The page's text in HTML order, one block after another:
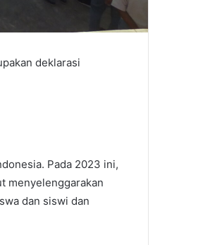
deklarasi
Pada 2023 ini,
menyelenggarakan
dan siswi dan